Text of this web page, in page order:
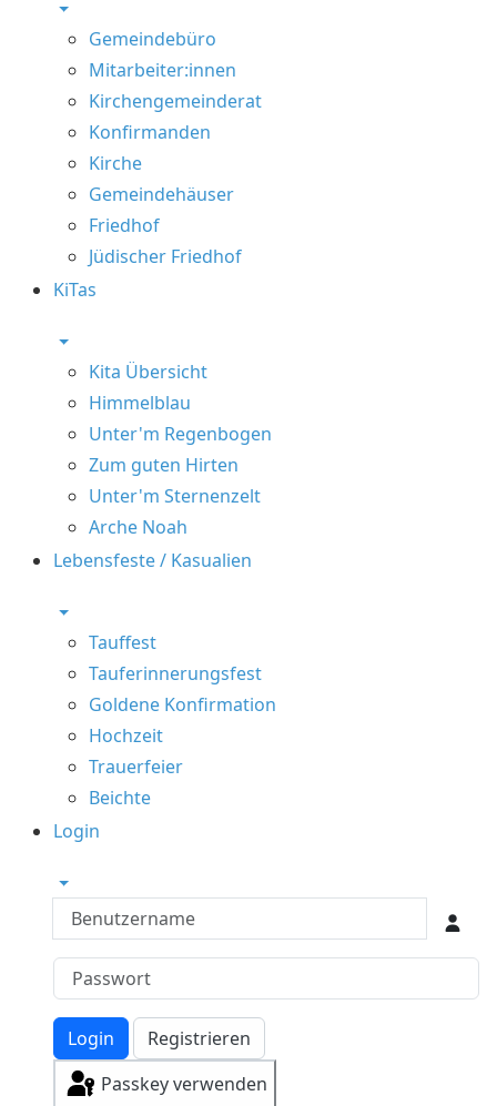
Gemeindebüro
Mitarbeiter:innen
Kirchengemeinderat
Konfirmanden
Kirche
Gemeindehäuser
Friedhof
Jüdischer Friedhof
KiTas
Kita Übersicht
Himmelblau
Unter'm Regenbogen
Zum guten Hirten
Unter'm Sternenzelt
Arche Noah
Lebensfeste / Kasualien
Tauffest
Tauferinnerungsfest
Goldene Konfirmation
Hochzeit
Trauerfeier
Beichte
Login
Benutzername
Login
Registrieren
Passkey verwenden